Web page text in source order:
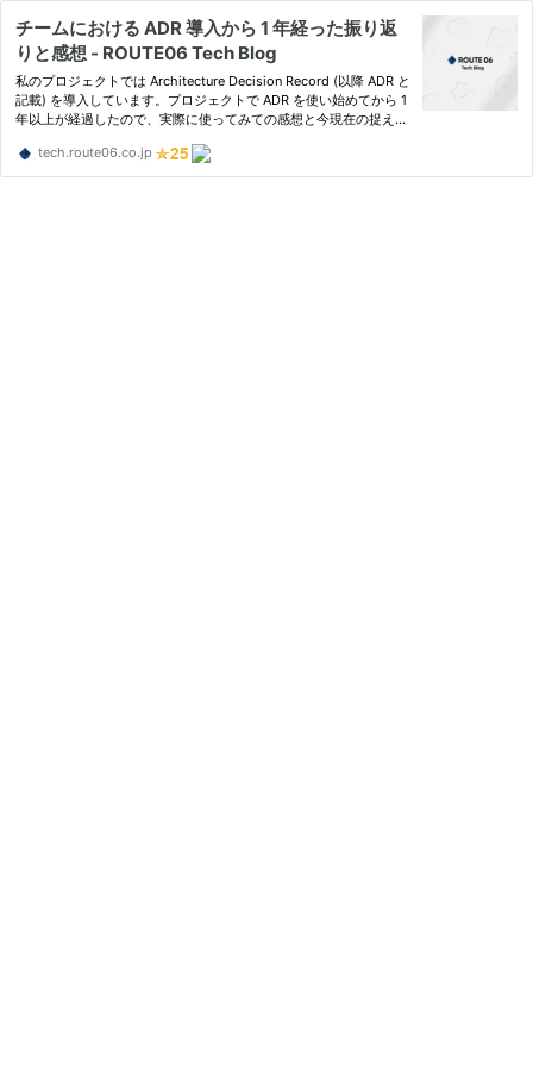
チームにおける ADR 導入から 1 年経った振り返
りと感想 - ROUTE06 Tech Blog
私のプロジェクトでは Architecture Decision Record (以降 ADR と
記載) を導入しています。プロジェクトで ADR を使い始めてから 1
年以上が経過したので、実際に使ってみての感想と今現在の捉え方
運用方法については検索したら十分に発見できると思うので、…
tech.route06.co.jp